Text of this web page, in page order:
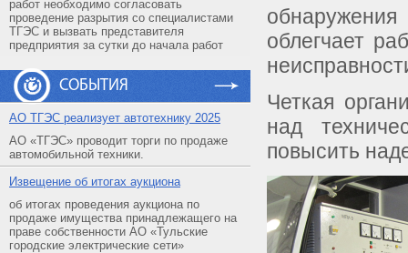
работ необходимо согласовать
проведение разрытия со специалистами
ТГЭС и вызвать представителя
предприятия за сутки до начала работ
СОБЫТИЯ
АO ТГЭС реализует автотехнику 2025
АО «ТГЭС» проводит торги по продаже
автомобильной техники.
Извещение об итогах аукциона
об итогах проведения аукциона по
продаже имущества принадлежащего на
праве собственности АО «Тульские
городские электрические сети»
облегчает
Четкая
над
повысить